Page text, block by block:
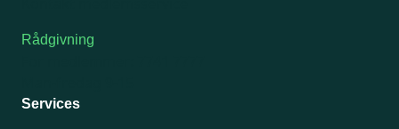
Rådgivning
Services